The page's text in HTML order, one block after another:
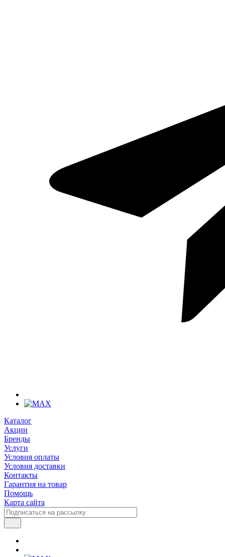
Каталог
Акции
Бренды
Услуги
Условия оплаты
Условия доставки
Контакты
Гарантия на товар
Помощь
Карта сайта